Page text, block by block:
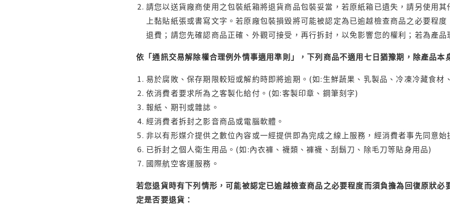
請您以送貨廠商使用之包裝紙箱將退貨商品包裝妥當，若原紙箱已遺失，請另使用
上黏貼紙張或書寫文字。若原廠包裝損毀將可能被認定為已逾越檢查商品之必要程
退費；請您先確認商品正確、外觀可接受，再行拆封，以免影響您的權利；若為產
依「通訊交易解除權合理例外情事適用準則」，下列商品不適用七日猶豫期，除產品本
易於腐敗、保存期限較短或解約時即將逾期。(如:生鮮蔬果、乳製品、冷凍冷藏食材
依消費者要求所為之客製化給付。(如:客製印章、鋼筆刻字)
報紙、期刊或雜誌。
經消費者拆封之影音商品或電腦軟體。
非以有形媒介提供之數位內容或一經提供即為完成之線上服務，經消費者事先同意
已拆封之個人衛生用品。(如:內衣褲、襪類、褲襪、刮鬍刀、除毛刀等貼身用品)
國際航空客運服務。
若您退貨時有下列情形，可能被認定已逾越檢查商品之必要程度而須負擔為回復原狀
定是否要退貨：